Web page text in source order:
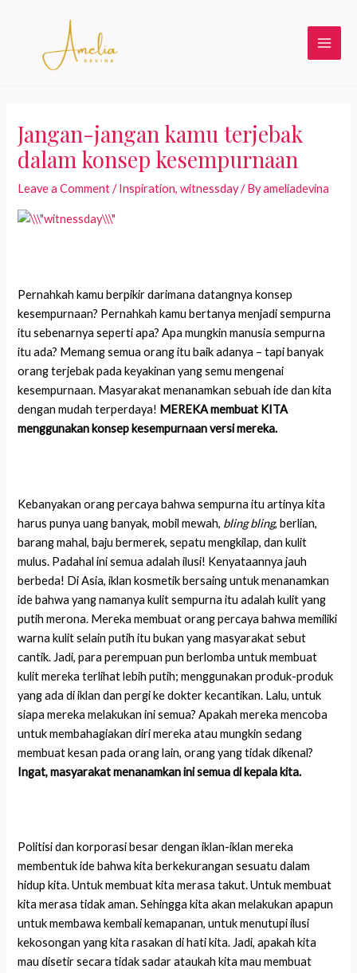
Main
Jangan-jangan kamu terjebak
dalam konsep kesempurnaan
Leave a Comment /Inspiration,witnessday/ Byameliadevina
Pernahkah kamu berpikir darimana datangnya konsep
kesempurnaan? Pernahkah kamu bertanya menjadi sempurna
itu sebenarnya seperti apa? Apa mungkin manusia sempurna
itu ada? Memang semua orang itu baik adanya – tapi banyak
orang terjebak pada keyakinan yang semu mengenai
kesempurnaan. Masyarakat menanamkan sebuah ide dan kita
dengan mudah terperdaya! MEREKA membuat KITA
menggunakan konsep kesempurnaan versi mereka.
Kebanyakan orang percaya bahwa sempurna itu artinya kita
harus punya uang banyak, mobil mewah, bling bling, berlian,
barang mahal, baju bermerek, sepatu mengkilap, dan kulit
mulus. Padahal ini semua adalah ilusi! Kenyataannya jauh
berbeda! Di Asia, iklan kosmetik bersaing untuk menanamkan
ide bahwa yang namanya kulit sempurna itu adalah kulit yang
putih merona. Mereka membuat orang percaya bahwa memiliki
warna kulit selain putih itu bukan yang masyarakat sebut
cantik. Jadi, para perempuan pun berlomba untuk membuat
kulit mereka terlihat lebih putih; menggunakan produk-produk
yang ada di iklan dan pergi ke dokter kecantikan. Lalu, untuk
siapa mereka melakukan ini semua? Apakah mereka mencoba
untuk membahagiakan diri mereka atau mungkin sedang
membuat kesan pada orang lain, orang yang tidak dikenal?
Ingat, masyarakat menanamkan ini semua di kepala kita.
Politisi dan korporasi besar dengan iklan-iklan mereka
membentuk ide bahwa kita berkekurangan sesuatu dalam
hidup kita. Untuk membuat kita merasa takut. Untuk membuat
kita merasa tidak aman. Sehingga kita akan melakukan apapun
untuk membawa kembali kemapanan, untuk menutupi ilusi
kekosongan yang kita rasakan di hati kita. Jadi, apakah kita
mau disetir secara tidak sadar ataukah kita mau membuat